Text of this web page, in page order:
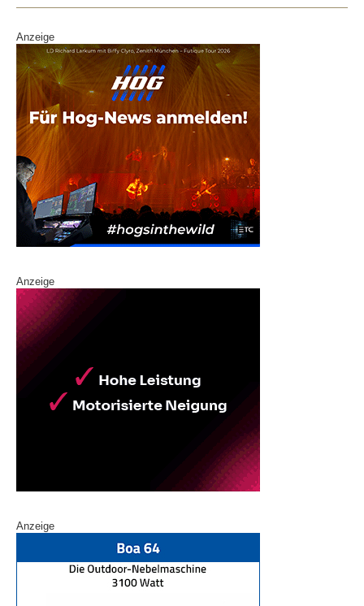
k
Anzeige
Anzeige
Anzeige